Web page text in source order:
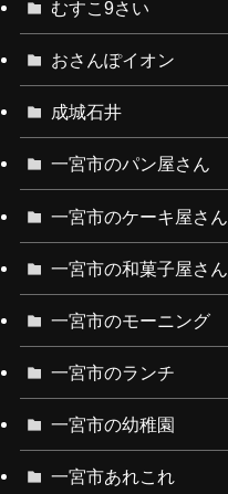
むすこ9さい
おさんぽイオン
成城石井
一宮市のパン屋さん
一宮市のケーキ屋さん
一宮市の和菓子屋さん
一宮市のモーニング
一宮市のランチ
一宮市の幼稚園
一宮市あれこれ